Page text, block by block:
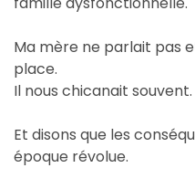
Ma mère ne parlait pas
place.
Il nous chicanait souvent.
Et disons que les
époque révolue.